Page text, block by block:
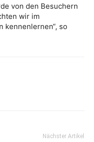
von den Besuchern
wir im
kennenlernen“, so
Nächster Artikel